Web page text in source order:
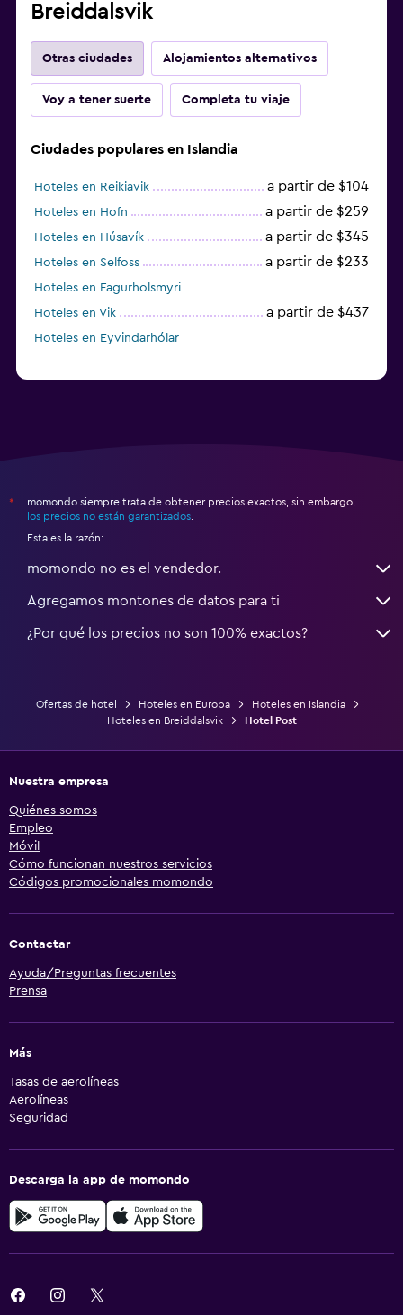
Breiddalsvik
Otras ciudades Alojamientos alternativos
Voy a tener suerte Completa tu viaje
Ciudades populares en Islandia
Hoteles en Reikiavik a partir de $104
Hoteles en Hofn a partir de $259
Hoteles en Húsavík a partir de $345
Hoteles en Selfoss a partir de $233
Hoteles en Fagurholsmyri
Hoteles en Vik
a partir de $437
Hoteles en Eyvindarhólar
*
momondo siempre trata de obtener precios exactos, sin embargo,
los precios no están garantizados
Esta es la razón:
momondo no es el vendedor.
Agregamos montones de datos para ti
¿Por qué los precios no son 100% exactos?
Ofertas de hotel Hoteles en Europa
Hoteles en Islandia
Hoteles en Breiddalsvik
Hotel Post
Nuestra empresa
Quiénes somos
Empleo
Móvil
Cómo funcionan nuestros servicios
Códigos promocionales momondo
Contactar
Ayuda/Preguntas frecuentes
Prensa
Más
Tasas de aerolíneas
Aerolíneas
Seguridad
Descarga la app de momondo